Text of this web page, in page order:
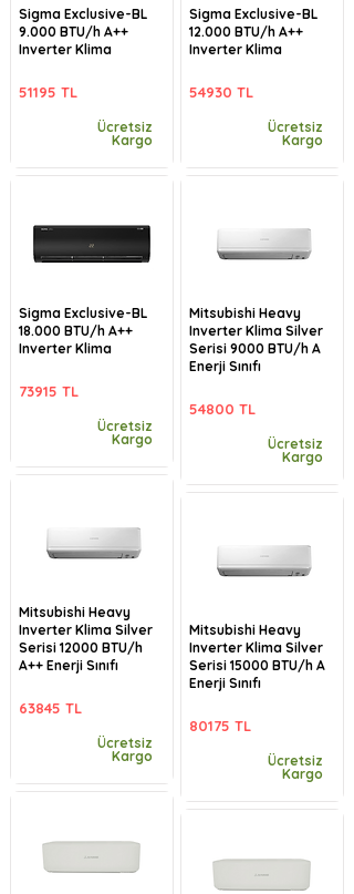
Sigma Exclusive-BL
9.000 BTU/h A++
Inverter Klima
51195 TL
Ücretsiz
Kargo
Sigma Exclusive-BL
18.000 BTU/h A++
Inverter Klima
73915 TL
Ücretsiz
Kargo
Mitsubishi Heavy
Inverter Klima Silver
Serisi 12000 BTU/h
A++ Enerji Sınıfı
63845 TL
Ücretsiz
Kargo
Sigma Exclusive-BL
12.000 BTU/h A++
Inverter Klima
54930 TL
Ücretsiz
Kargo
Mitsubishi Heavy
Inverter Klima Silver
Serisi 9000 BTU/h A
Enerji Sınıfı
54800 TL
Ücretsiz
Kargo
Mitsubishi Heavy
Inverter Klima Silver
Serisi 15000 BTU/h A
Enerji Sınıfı
80175 TL
Ücretsiz
Kargo